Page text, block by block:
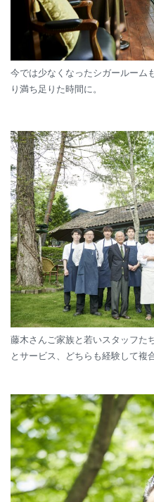
今では少なくなったシガールーム
り満ち足りた時間に。
藤木さんご家族と若いスタッフた
とサービス、どちらも経験して複